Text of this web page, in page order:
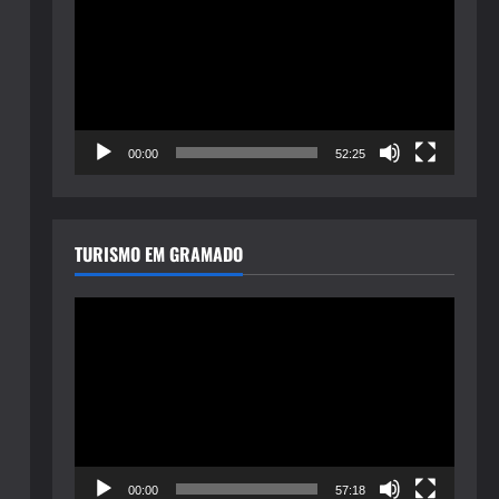
00:00 52:25
TURISMO EM GRAMADO
00:00 57:18